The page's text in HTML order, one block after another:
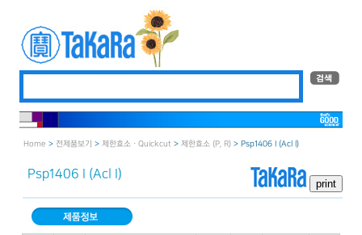
Home > 전제품보기 > 제한효소 · Quickcut > 제한효소 (P, R) > Psp1406 I （Acl I）
Psp1406 I （Acl I）